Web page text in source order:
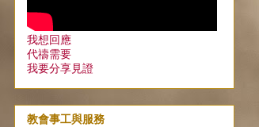
我想回應
代禱需要
我要分享見證
教會事工與服務